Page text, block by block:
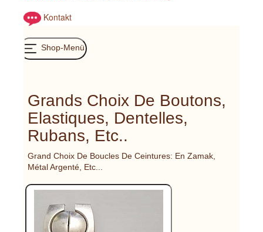
Kontakt
Shop-Menü
Grands Choix De Boutons,
Elastiques, Dentelles,
Rubans, Etc..
Grand Choix De Boucles De Ceintures: En Zamak,
Métal Argenté, Etc...